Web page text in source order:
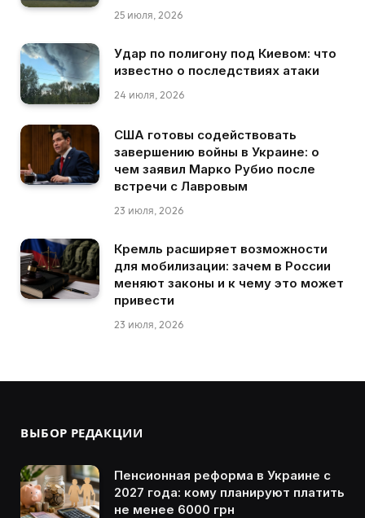
25 июля, 2026
Удар по полигону под Киевом: что
известно о последствиях атаки
24 июля, 2026
США готовы содействовать
завершению войны в Украине: о
чем заявил Марко Рубио после
встречи с Лавровым
23 июля, 2026
Кремль расширяет возможности
для мобилизации: зачем в России
меняют законы и к чему это может
привести
23 июля, 2026
ВЫБОР РЕДАКЦИИ
Пенсионная реформа в Украине с
2027 года: кому планируют платить
не менее 6000 грн